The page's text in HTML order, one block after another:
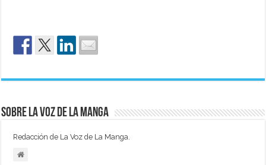
Sobre La Voz de La Manga
Redacción de La Voz de La Manga.